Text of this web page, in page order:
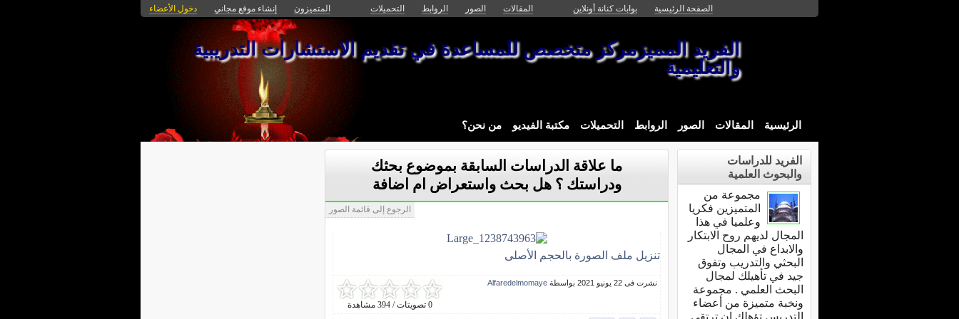
الصفحة الرئيسية بوابات كنانة أونلاين المقالات الصور الروابط التحميلات المتميزون إنشاء موقع مجاني دخول الأعضاء
الفريد المميزمركز متخصص للمساعدة في تقديم الاستشارات التدريبية
والتعليمية
الرئيسية المقالات الصور الروابط التحميلات مكتبة الفيديو من نحن؟
ما علاقة الدراسات السابقة بموضوع بحثك
ودراستك ؟ هل بحث واستعراض ام اضافة
الرجوع إلى قائمة الصور
تنزيل ملف الصورة بالحجم الأصلى
0 تصويتات / 394 مشاهدة
نشرت فى 22 يونيو 2021 بواسطة Alfaredelmomaye
الفريد للدراسات
والبحوث العلمية
مجموعة من
المتميزين فكريا
وعلميا في هذا
المجال لديهم روح الابتكار
والابداع في المجال
البحثي والتدريب وتفوق
جيد في تأهيلك لمجال
البحث العلمي . مجموعة
ونخبة متميزة من أعضاء
التدريس تؤهلك ان ترتقى